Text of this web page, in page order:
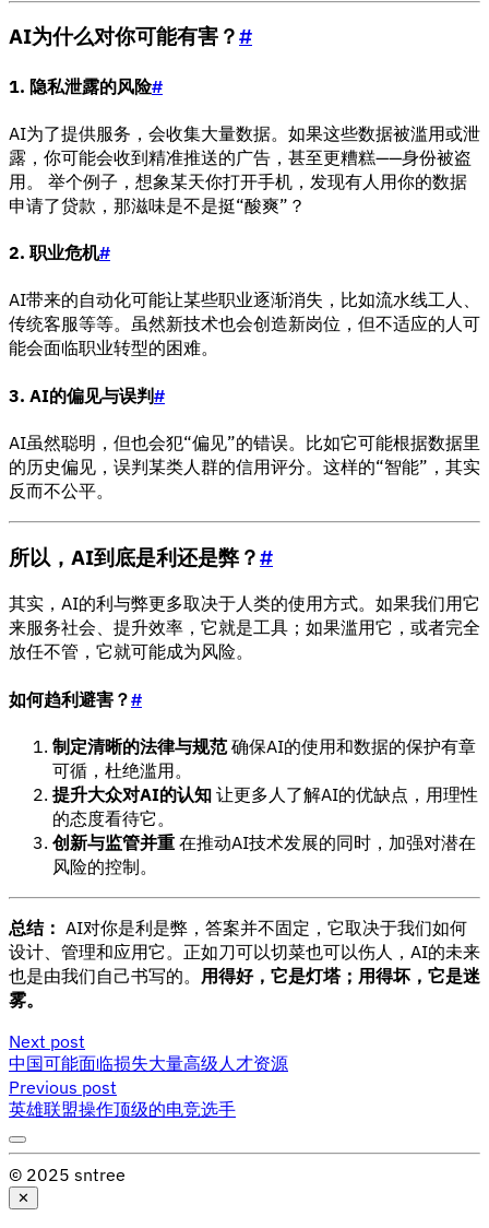
AI为什么对你可能有害？#
1. 隐私泄露的风险#
AI为了提供服务，会收集大量数据。如果这些数据被滥用或泄
露，你可能会收到精准推送的广告，甚至更糟糕——身份被盗
用。 举个例子，想象某天你打开手机，发现有人用你的数据
申请了贷款，那滋味是不是挺“酸爽”？
2. 职业危机#
AI带来的自动化可能让某些职业逐渐消失，比如流水线工人、
传统客服等等。虽然新技术也会创造新岗位，但不适应的人可
能会面临职业转型的困难。
3. AI的偏见与误判#
AI虽然聪明，但也会犯“偏见”的错误。比如它可能根据数据里
的历史偏见，误判某类人群的信用评分。这样的“智能”，其实
反而不公平。
所以，AI到底是利还是弊？#
其实，AI的利与弊更多取决于人类的使用方式。如果我们用它
来服务社会、提升效率，它就是工具；如果滥用它，或者完全
放任不管，它就可能成为风险。
如何趋利避害？#
制定清晰的法律与规范确保AI的使用和数据的保护有章
可循，杜绝滥用。
提升大众对AI的认知 让更多人了解AI的优缺点，用理性
的态度看待它。
创新与监管并重 在推动AI技术发展的同时，加强对潜在
风险的控制。
总结： AI对你是利是弊，答案并不固定，它取决于我们如何
设计、管理和应用它。正如刀可以切菜也可以伤人，AI的未来
也是由我们自己书写的。 用得好，它是灯塔；用得坏，它是迷
雾。
Next post
中国可能面临损失大量高级人才资源
Previous post
英雄联盟操作顶级的电竞选手
© 2025 sntree
✕